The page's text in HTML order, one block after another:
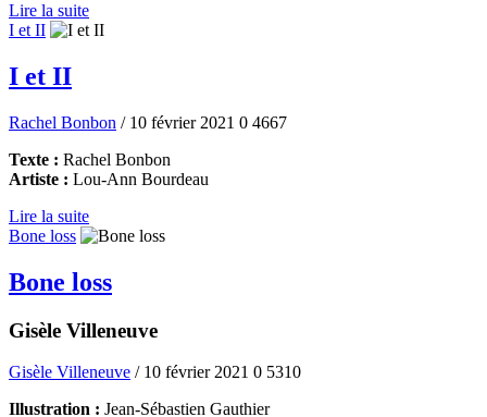
Lire la suite
I et II
I et II
Rachel Bonbon / 10 février 2021 0 4667
Texte : Rachel Bonbon
Artiste : Lou-Ann Bourdeau
Lire la suite
Bone loss
Bone loss
Gisèle Villeneuve
Gisèle Villeneuve / 10 février 2021 0 5310
Illustration : Jean-Sébastien Gauthier